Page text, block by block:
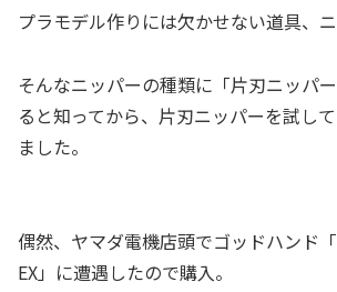
プラモデル作りには欠かせない道具、ニ
そんなニッパーの種類に「片刃ニッパ
ると知ってから、片刃ニッパーを試し
ました。
偶然、ヤマダ電機店頭でゴッドハンド
EX」に遭遇したので購入。